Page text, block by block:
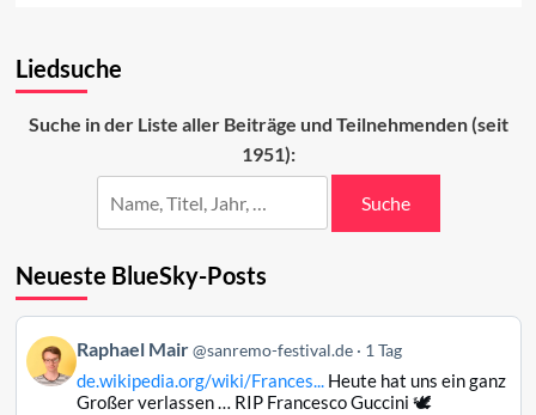
gehört
Festival?
Liedsuche
Suche in der Liste aller Beiträge und Teilnehmenden (seit
1951):
Suche
Neueste BlueSky-Posts
Beitrag
von
Raphael
Raphael Mair @sanremo-festival.de 1 Tag
de.wikipedia.org/wiki/Frances...Heute hat uns ein ganz
Großer verlassen … RIP Francesco Guccini 🕊️